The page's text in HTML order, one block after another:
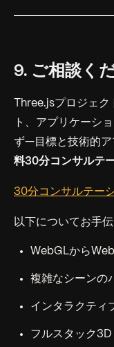
9. ご相談く
Three.jsプロジェ
ト、アプリケーシ
ず—目標と技術的ア
料30分コンサルテ
30分コンサルテー
以下についてお手伝
WebGLから
複雑なシーンの
インタラクティ
フルスタック